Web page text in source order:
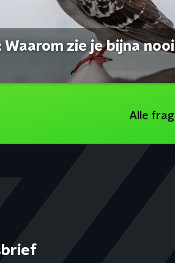
Waarom zie je bijna
Alle